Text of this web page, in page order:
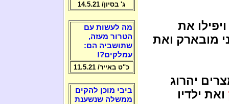
את
מובארק ואת
יהרוג
ואת ילדיו
ג' בסיון/ 14.5.21
מה לעשות עם
הטרור מעזה,
שתושביה הם:
עמלקים?!
כ"ט באייר/ 11.5.21
ביבי מוכן להקים
ממשלה שנשענת